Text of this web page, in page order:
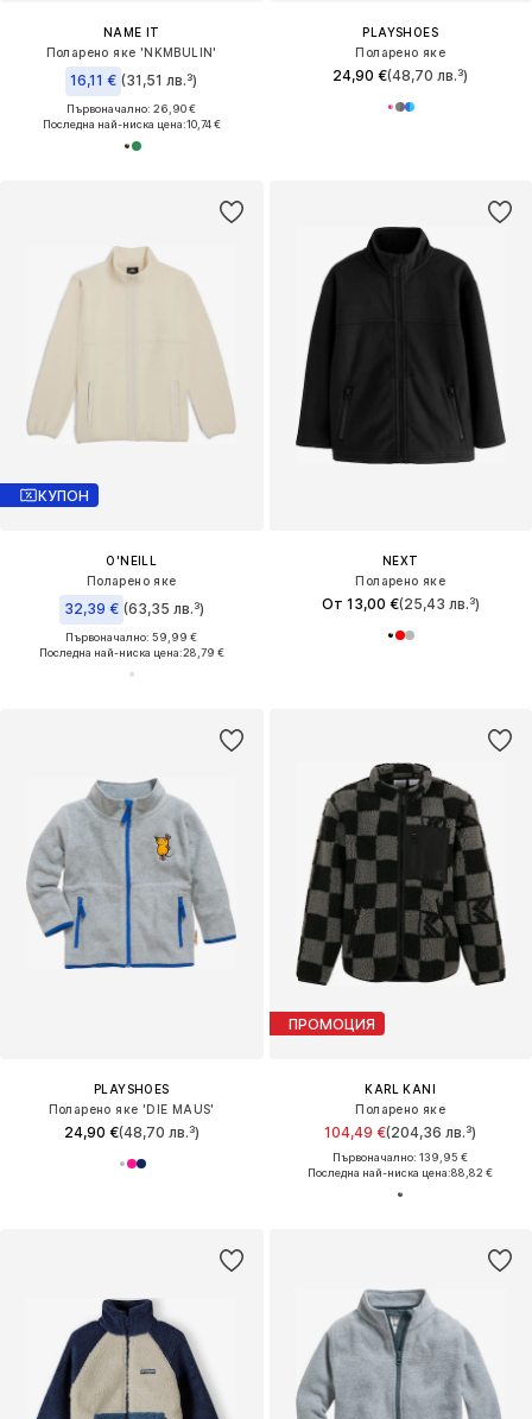
NAME IT
Поларено яке 'NKMBULIN'
16,11 € (31,51 лв.³)
Първоначално: 26,90 €
Последна най-ниска цена:10,74 €
PLAYSHOES
Поларено яке
24,90 €(48,70 лв.³)
КУПОН
O'NEILL
Поларено яке
32,39 € (63,35 лв.³)
Първоначално: 59,99 €
Последна най-ниска цена:28,79 €
NEXT
Поларено яке
От 13,00 €(25,43 лв.³)
PLAYSHOES
Поларено яке 'DIE MAUS'
24,90 €(48,70 лв.³)
ПРОМОЦИЯ
KARL KANI
Поларено яке
104,49 €(204,36 лв.³)
Първоначално: 139,95 €
Последна най-ниска цена:88,82 €